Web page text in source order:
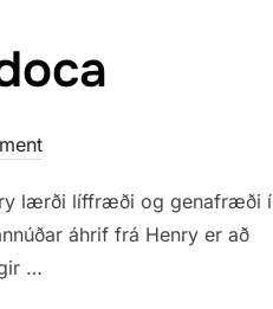
lærði líffræði og genafræði í
áhrif frá Henry er að
…